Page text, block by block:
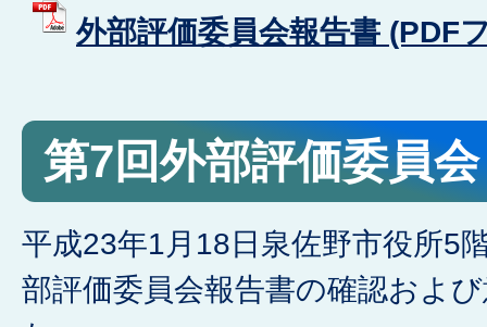
外部評価委員会報告書 (PDF
第7回外部評価委員会
平成23年1月18日泉佐野市役所5
部評価委員会報告書の確認およ